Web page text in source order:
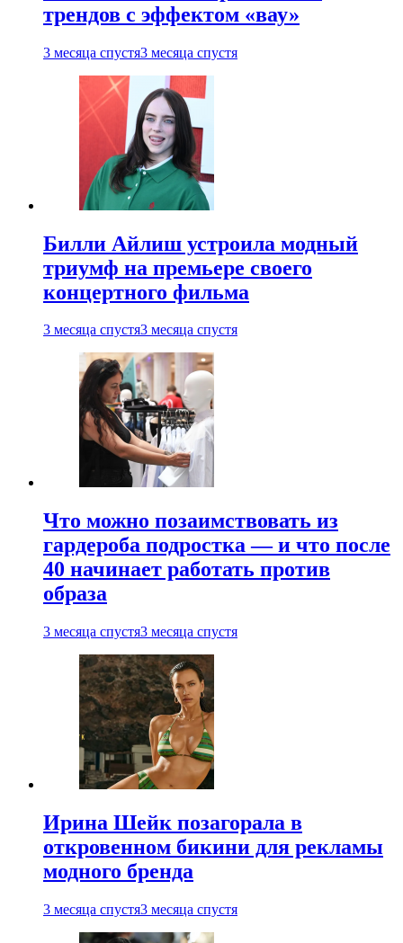
трендов с эффектом «вау»
3 месяца спустя3 месяца спустя
Билли Айлиш устроила модный
триумф на премьере своего
концертного фильма
3 месяца спустя3 месяца спустя
Что можно позаимствовать из
гардероба подростка — и что после
40 начинает работать против
образа
3 месяца спустя3 месяца спустя
Ирина Шейк позагорала в
откровенном бикини для рекламы
модного бренда
3 месяца спустя3 месяца спустя